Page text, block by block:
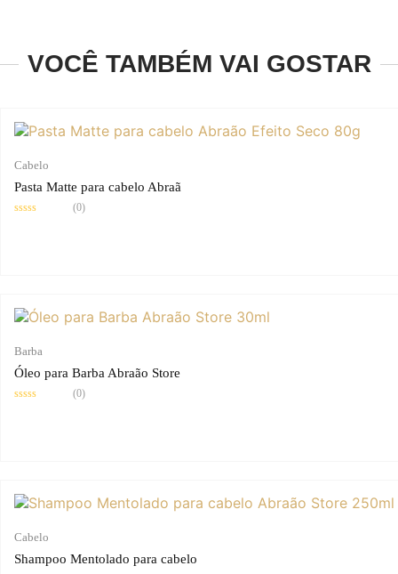
VOCÊ TAMBÉM VAI GOSTAR
Cabelo
Pasta Matte para cabelo Abraã
(0)
Barba
Óleo para Barba Abraão Store
(0)
Cabelo
Shampoo Mentolado para cabelo